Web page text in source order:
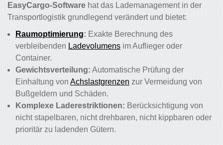
EasyCargo-Software hat das Lademanagement in der
Transportlogistik grundlegend verändert und bietet:
Raumoptimierung: Exakte Berechnung des
verbleibenden Ladevolumens im Auflieger oder
Container.
Gewichtsverteilung: Automatische Prüfung der
Einhaltung von Achslastgrenzen zur Vermeidung von
Bußgeldern und Schäden.
Komplexe Laderestriktionen: Berücksichtigung von
nicht stapelbaren, nicht drehbaren, nicht kippbaren oder
prioritär zu ladenden Gütern.